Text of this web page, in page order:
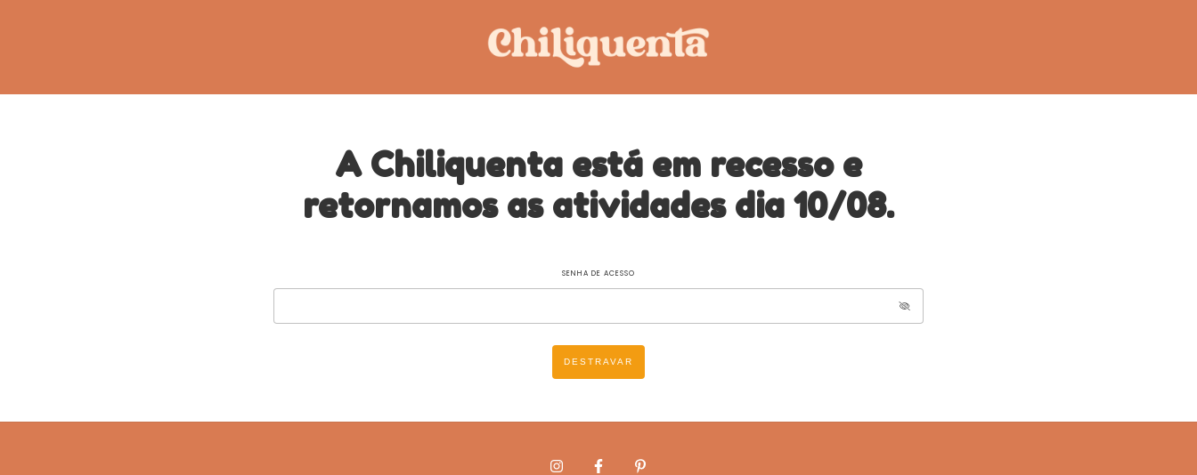
A Chiliquenta está em recesso e
retornamos as atividades dia 10/08.
SENHA DE ACESSO
DESTRAVAR